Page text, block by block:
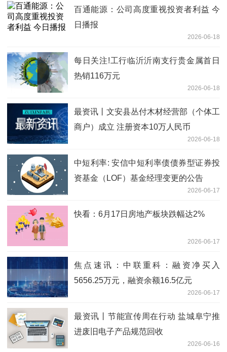
百通能源：公司高度重视投资者利益 今
日播报
2026-06-18
每日关注!工行临沂沂南支行贵金属首日
热销116万元
2026-06-18
最资讯丨文安县丛付木材经营部（个体工
商户）成立 注册资本10万人民币
2026-06-18
中短利率: 安信中短利率债债券型证券投
资基金（LOF）基金经理变更的公告
2026-06-17
快看：6月17日房地产板块跌幅达2%
2026-06-17
焦点速讯：中联重科：融资净买入
5656.25万元，融资余额16.5亿元
2026-06-17
最资讯丨节能宣传周在行动 盐城阜宁推
进废旧电子产品规范回收
2026-06-16